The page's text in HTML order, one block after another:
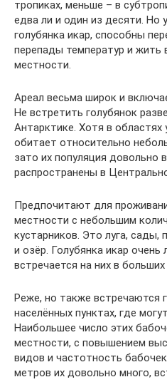
тропиках, меньше – в
едва ли и один из десяти. Но
голубянка икар, способны
перепады температур и жить
местности.
Ареал весьма широк и
Не встретить голубянок
Антарктике. Хотя в областях
обитает относительно
зато их популяция довольно
распространены в
Предпочитают для
местности с небольшим
кустарников. Это луга, сады,
и озёр. Голубянка икар
встречается на них в
Реже, но также встречаются
населённых пунктах, где
Наибольшее число этих
местности, с повышением
видов и частотность
метров их довольно много,